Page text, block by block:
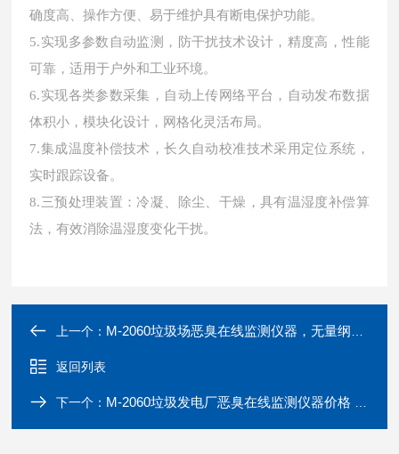
确度高、操作方便、易于维护具有断电保护功能。
5.实现多参数自动监测，防干扰技术设计，精度高，性能
可靠，适用于户外和工业环境。
6.实现各类参数采集，自动上传网络平台，自动发布数据
体积小，模块化设计，网格化灵活布局。
7.集成温度补偿技术，长久自动校准技术采用定位系统，
实时跟踪设备。
8.三预处理装置：冷凝、除尘、干燥，具有温湿度补偿算
法，有效消除温湿度变化干扰。
上一个： M-2060垃圾场恶臭在线监测仪器，无量纲OU值监测 恶臭检测仪
返回列表
下一个： M-2060垃圾发电厂恶臭在线监测仪器价格 恶臭检测仪